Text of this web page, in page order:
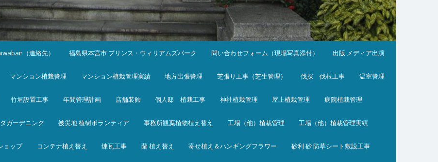
（連絡先） 福島県本宮市 プリンス・ウィリアムズパーク 問い合わせフォーム（現場写真添付） 出版 メディア出演
マンション植栽管理 マンション植栽管理実績 地方出張管理 芝張り工事（芝生管理） 伐採 伐根工事 温室管理
竹垣設置工事 年間管理計画 店舗装飾 個人邸 植栽工事 神社植栽管理 屋上植栽管理 病院植栽管理
ガーデニング 被災地 植樹ボランティア 事務所観葉植物植え替え 工場（他）植栽管理 工場（他）植栽管理実績
ョップ コンテナ植え替え 煉瓦工事 蘭 植え替え 寄せ植え＆ハンギングフラワー 砂利 砂 防草シート敷設工事